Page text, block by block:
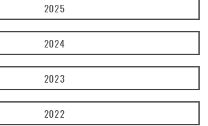
2025
2024
2023
2022